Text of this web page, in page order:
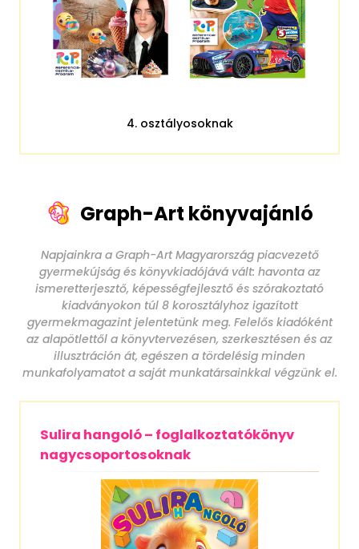
4. osztályosoknak
Graph-Art könyvajánló
Napjainkra a Graph-Art Magyarország piacvezető
gyermekújság és könyvkiadójává vált: havonta az
ismeretterjesztő, képességfejlesztő és szórakoztató
kiadványokon túl 8 korosztályhoz igazított
gyermekmagazint jelentetünk meg. Felelős kiadóként
az alapötlettől a könyvtervezésen, szerkesztésen és az
illusztráción át, egészen a tördelésig minden
munkafolyamatot a saját munkatársainkkal végzünk el.
Sulira hangoló – foglalkoztatókönyv
nagycsoportosoknak